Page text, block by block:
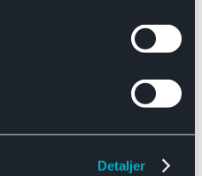
Detaljer